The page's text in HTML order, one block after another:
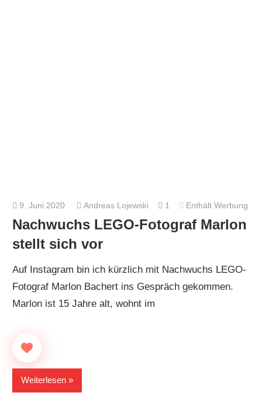
9. Juni 2020 Andreas Lojewski 1 Enthält Werbung
Nachwuchs LEGO-Fotograf Marlon
stellt sich vor
Auf Instagram bin ich kürzlich mit Nachwuchs LEGO-
Fotograf Marlon Bachert ins Gespräch gekommen.
Marlon ist 15 Jahre alt, wohnt im
Weiterlesen